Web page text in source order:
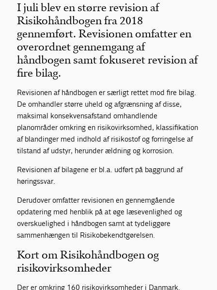
I juli blev en større revision af
Risikohåndbogen fra 2018
gennemført. Revisionen omfatter en
overordnet gennemgang af
håndbogen samt fokuseret revision af
fire bilag.
Revisionen af håndbogen er særligt rettet mod fire bilag.
De omhandler større uheld og afgrænsning af disse,
maksimal konsekvensafstand omhandlende
planområder omkring en risikovirksomhed, klassifikation
af blandinger med indhold af risikostof og forringelse af
tilstand af udstyr, herunder ældning og korrosion.
Revisionen af bilagene er bl.a. udført på baggrund af
høringssvar.
Derudover omfatter revisionen en gennemgående
opdatering med henblik på at øge læsevenlighed og
overskuelighed i håndbogen samt at tydeliggøre
sammenhængen til Risikobekendtgørelsen.
Kort om Risikohåndbogen og
risikovirksomheder
Der er omkring 160 risikovirksomheder i Danmark.